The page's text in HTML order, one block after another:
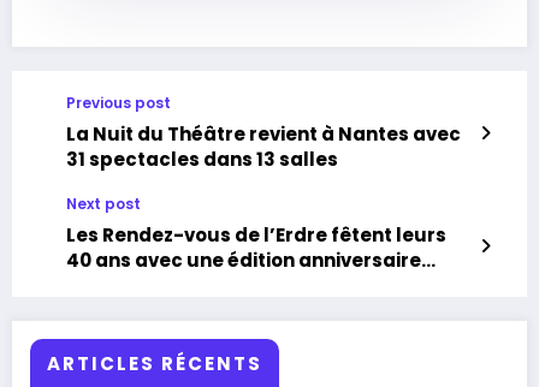
Previous post
La Nuit du Théâtre revient à Nantes avec
31 spectacles dans 13 salles
Next post
Les Rendez-vous de l’Erdre fêtent leurs
40 ans avec une édition anniversaire
ARTICLES RÉCENTS